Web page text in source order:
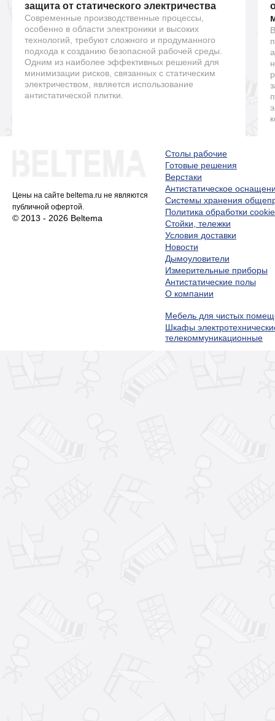
защита от статического электричества
Современные производственные процессы,
особенно в области электроники и высоких
технологий, требуют сложного и продуманного
подхода к созданию безопасной рабочей среды.
Одним из наиболее эффективных решений для
минимизации рисков, связанных с статическим
электричеством, является использование
антистатической плитки.
Цены на сайте beltema.ru не являются
публичной офертой.
© 2013 - 2026 Beltema
Столы рабочие
Готовые решения
Верстаки
Антистатическое
Системы хранения
Политика обработки cookie
Стойки, тележки
Условия доставки
Новости
Дымоуловители
Измерительные приборы
Антистатические полы
О компании
Мебель для чистых
Шкафы
телекоммуникационные